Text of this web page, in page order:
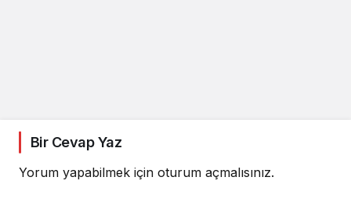
Bir Cevap Yaz
Yorum yapabilmek için oturum açmalısınız.